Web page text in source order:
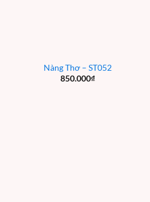
Nàng Thơ – ST052
850.000₫